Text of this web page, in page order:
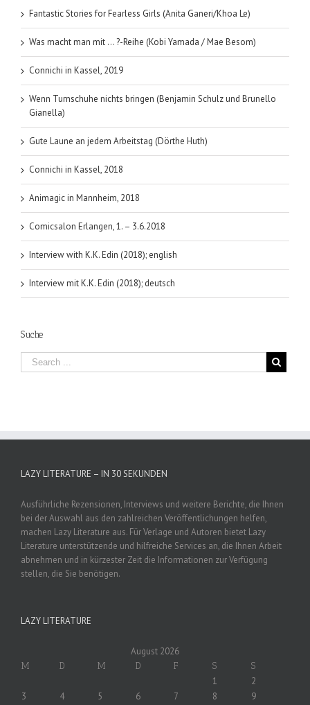
Fantastic Stories for Fearless Girls (Anita Ganeri/Khoa Le)
Was macht man mit … ?-Reihe (Kobi Yamada / Mae Besom)
Connichi in Kassel, 2019
Wenn Turnschuhe nichts bringen (Benjamin Schulz und Brunello
Gianella)
Gute Laune an jedem Arbeitstag (Dörthe Huth)
Connichi in Kassel, 2018
Animagic in Mannheim, 2018
Comicsalon Erlangen, 1. – 3.6.2018
Interview with K.K. Edin (2018); english
Interview mit K.K. Edin (2018); deutsch
Suche
LAZY LITERATURE – IN 30 SEKUNDEN
Ausführliche Rezensionen, Interviews und weitere Berichte, die Ihnen
bei der Auswahl aus den zahlreichen Veröffentlichungen helfen,
machen Lazy Literature aus. Für Verlage und Autoren bietet Lazy
Literature unterstützende und hilfreiche Services an, die Ihnen Arbeit
abnehmen und in kürzester Zeit die Informationen zur Verfügung
stellen, die Sie benötigen.
LAZY LITERATURE
August 2026
M D M D F S S
1
2
3
4 5 6 7 8 9